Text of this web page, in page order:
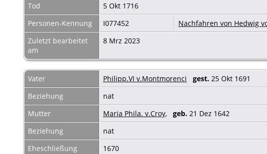
Tod
5 Okt 1716
Personen-Kennung
I077452
Nachfahren von Hedwig
Zuletzt bearbeitet
am
8 Mrz 2023
Vater Philipp.VI v.Montmorenci gest. 25 Okt 1691
Beziehung
nat
Mutter
Maria Phila. v.Croy, geb. 21 Dez 1642
Beziehung
nat
Eheschließung
1670